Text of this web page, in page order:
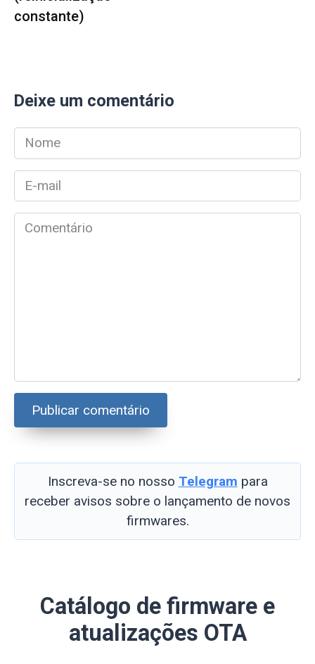
constante)
Deixe um comentário
Nome
*
mail
*Comentário
Inscreva-se no nosso Telegram para
receber avisos sobre o lançamento de novos
firmwares.
Catálogo de firmware e
atualizações OTA